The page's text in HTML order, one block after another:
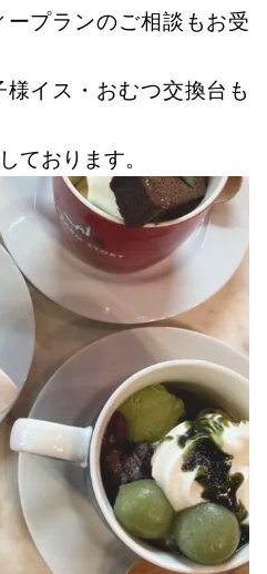
プランのご相談もお受
イス・おむつ交換台も
ております。